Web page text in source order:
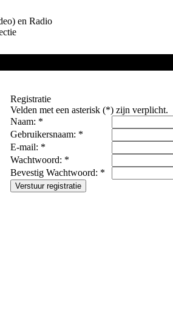
en Radio
Registratie
Velden met een asterisk (*) zijn verplicht.
Naam: *
Gebruikersnaam: *
E-mail: *
Wachtwoord: *
Bevestig Wachtwoord: *